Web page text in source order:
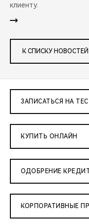
клиенту.
К СПИСКУ НОВОСТЕЙ
ЗАПИСАТЬСЯ НА
КУПИТЬ ОНЛАЙН
ОДОБРЕНИЕ
КОРПОРАТИВНЫЕ